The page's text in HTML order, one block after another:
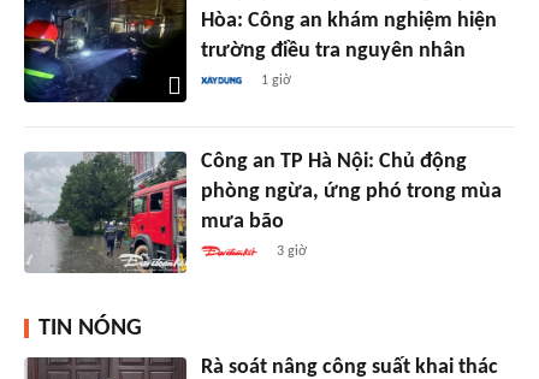
Hòa: Công an khám nghiệm hiện
trường điều tra nguyên nhân
1 giờ
Công an TP Hà Nội: Chủ động
phòng ngừa, ứng phó trong mùa
mưa bão
3 giờ
TIN NÓNG
Rà soát nâng công suất khai thác